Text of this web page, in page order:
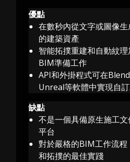
優點
在數秒內從文字或圖像
的建築資產
智能拓撲重建和自動紋
BIM準備工作
API和外掛程式可在
Unreal等軟體中實現自
缺點
不是一個具備原生施工
平台
對於嚴格的BIM工作流程
和拓撲的最佳實踐